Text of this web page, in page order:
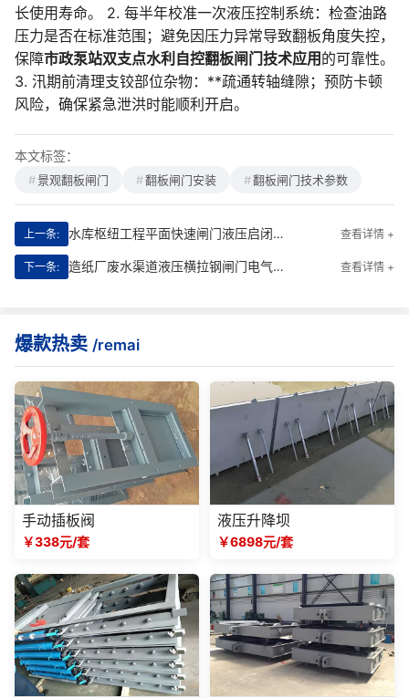
长使用寿命。 2. 每半年校准一次液压控制系统：检查油路
压力是否在标准范围；避免因压力异常导致翻板角度失控，
保障市政泵站双支点水利自控翻板闸门技术应用的可靠性。
3. 汛期前清理支铰部位杂物：**疏通转轴缝隙；预防卡顿
风险，确保紧急泄洪时能顺利开启。
本文标签：
景观翻板闸门 翻板闸门安装 翻板闸门技术参数
上一条: 水库枢纽工程平面快速闸门液压启闭机缺相保护设计 查看详情 +
下一条: 造纸厂废水渠道液压横拉钢闸门电气接线原理图 查看详情 +
爆款热卖 /remai
手动插板阀
￥338元/套
液压升降坝
￥6898元/套